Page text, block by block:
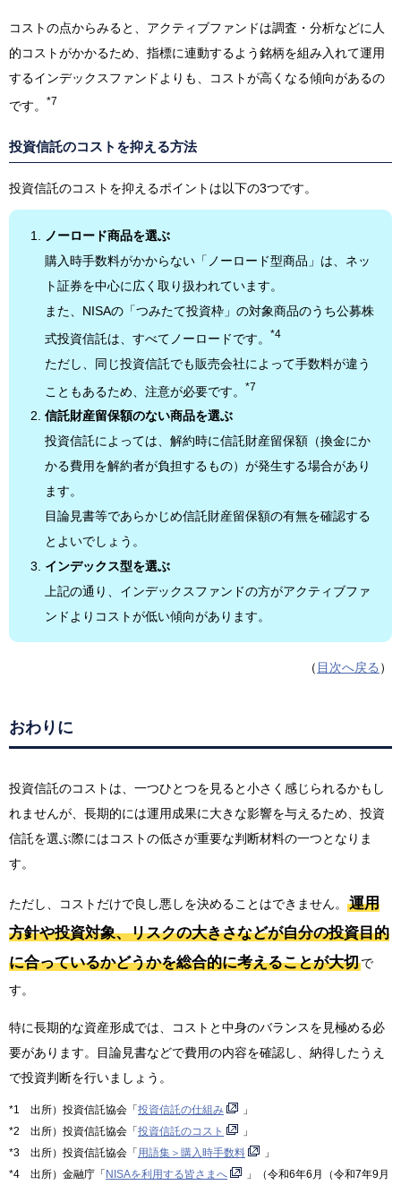
コストの点からみると、アクティブファンドは調査・分析などに人
的コストがかかるため、指標に連動するよう銘柄を組み入れて運用
するインデックスファンドよりも、コストが高くなる傾向があるの
です。
*7
投資信託のコストを抑える方法
投資信託のコストを抑えるポイントは以下の3つです。
ノーロード商品を選ぶ
購入時手数料がかからない「ノーロード型商品」は、ネッ
ト証券を中心に広く取り扱われています。
また、NISAの「つみたて投資枠」の対象商品のうち公募株
式投資信託は、すべてノーロードです。
*4
ただし、同じ投資信託でも販売会社によって手数料が違う
こともあるため、注意が必要です。
*7
信託財産留保額のない商品を選ぶ
投資信託によっては、解約時に信託財産留保額（換金にか
かる費用を解約者が負担するもの）が発生する場合があり
ます。
目論見書等であらかじめ信託財産留保額の有無を確認する
とよいでしょう。
インデックス型を選ぶ
上記の通り、インデックスファンドの方がアクティブファ
ンドよりコストが低い傾向があります。
（ 目次へ戻る ）
おわりに
投資信託のコストは、一つひとつを見ると小さく感じられるかもし
れませんが、長期的には運用成果に大きな影響を与えるため、投資
信託を選ぶ際にはコストの低さが重要な判断材料の一つとなりま
す。
ただし、コストだけで良し悪しを決めることはできません。
運用
方針や投資対象、リスクの大きさなどが自分の投資目的
に合っているかどうかを総合的に考えることが大切で
す。
特に長期的な資産形成では、コストと中身のバランスを見極める必
要があります。目論見書などで費用の内容を確認し、納得したうえ
で投資判断を行いましょう。
*1 出所）投資信託協会「 投資信託の仕組み
」
*2 出所）投資信託協会「 投資信託のコスト
」
*3 出所）投資信託協会「 用語集＞購入時手数料
」
*4 出所）金融庁「 NISAを利用する皆さまへ
」（令和6年6月（令和7年9月